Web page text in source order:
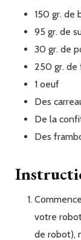
150 gr. de
95 gr. de
30 gr. de
250 gr. de
1 oeuf
Des
De la
Des
Commencez par réaliser la pâte : dans la cuve de
votre
de robot),